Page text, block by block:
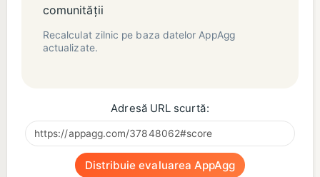
comunității
Recalculat zilnic pe baza datelor AppAgg
actualizate.
Adresă URL scurtă:
Distribuie evaluarea AppAgg